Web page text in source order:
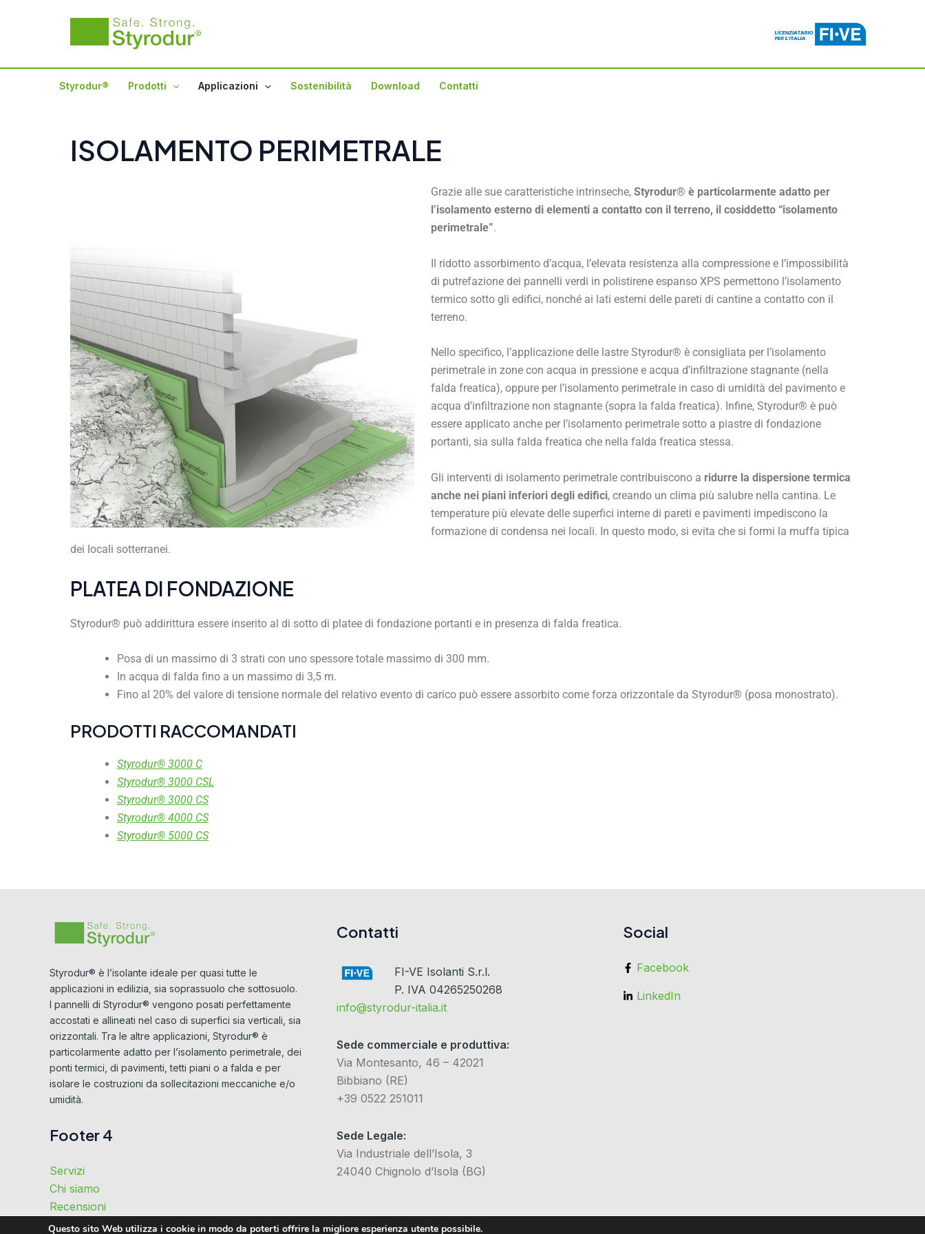
Styrodur® Prodotti Applicazioni Sostenibilità Download Contatti
ISOLAMENTO PERIMETRALE
Grazie alle sue caratteristiche intrinseche, Styrodur® è particolarmente adatto per
l’isolamento esterno di elementi a contatto con il terreno, il cosiddetto “isolamento
perimetrale”.
Il ridotto assorbimento d’acqua, l’elevata resistenza alla compressione e l’impossibilità
di putrefazione dei pannelli verdi in polistirene espanso XPS permettono l’isolamento
termico sotto gli edifici, nonché ai lati esterni delle pareti di cantine a contatto con il
terreno.
Nello specifico, l’applicazione delle lastre Styrodur® è consigliata per l’isolamento
perimetrale in zone con acqua in pressione e acqua d’infiltrazione stagnante (nella
falda freatica), oppure per l’isolamento perimetrale in caso di umidità del pavimento e
acqua d’infiltrazione non stagnante (sopra la falda freatica). Infine, Styrodur® è può
essere applicato anche per l’isolamento perimetrale sotto a piastre di fondazione
portanti, sia sulla falda freatica che nella falda freatica stessa.
Gli interventi di isolamento perimetrale contribuiscono a ridurre la dispersione termica
anche nei piani inferiori degli edifici, creando un clima più salubre nella cantina. Le
temperature più elevate delle superfici interne di pareti e pavimenti impediscono la
formazione di condensa nei locali. In questo modo, si evita che si formi la muffa tipica
dei locali sotterranei.
PLATEA DI FONDAZIONE
Styrodur® può addirittura essere inserito al di sotto di platee di fondazione portanti e in presenza di falda freatica.
Posa di un massimo di 3 strati con uno spessore totale massimo di 300 mm.
In acqua di falda fino a un massimo di 3,5 m.
Fino al 20% del valore di tensione normale del relativo evento di carico può essere assorbito come forza orizzontale da Styrodur® (posa monostrato).
PRODOTTI RACCOMANDATI
Styrodur® 3000 C
Styrodur® 3000 CSL
Styrodur® 3000 CS
Styrodur® 4000 CS
Styrodur® 5000 CS
Styrodur® è l’isolante ideale per quasi tutte le
applicazioni in edilizia, sia soprassuolo che sottosuolo.
I pannelli di Styrodur® vengono posati perfettamente
accostati e allineati nel caso di superfici sia verticali, sia
orizzontali. Tra le altre applicazioni, Styrodur® è
particolarmente adatto per l’isolamento perimetrale, dei
ponti termici, di pavimenti, tetti piani o a falda e per
isolare le costruzioni da sollecitazioni meccaniche e/o
umidità.
Footer 4
Servizi
Chi siamo
Recensioni
Perché noi
Contatti
FI-VE Isolanti S.r.l.
P. IVA 04265250268
info@styrodur-italia.it
Sede commerciale e produttiva:
Via Montesanto, 46 – 42021
Bibbiano (RE)
+39 0522 251011
Sede Legale:
Via Industriale dell’Isola, 3
24040 Chignolo d’Isola (BG)
Social
Facebook
LinkedIn
Questo sito Web utilizza i cookie in modo da poterti offrire la migliore esperienza utente possibile.